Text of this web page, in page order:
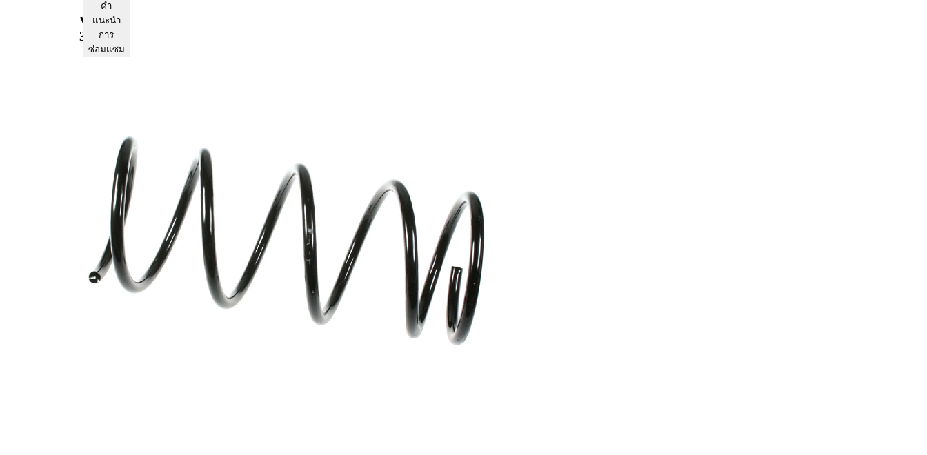
VKDL
32189
คำ
แนะนำ
การ
ซ่อมแซม
ข้อมูลผลิตภัณฑ์
คุณสมบัติ
สำหรับ
การติดตั้ง
เพลาหน้า
ความยาว
348 มม.
น้ำหนัก
1,80 กก.
สปริงสกรู